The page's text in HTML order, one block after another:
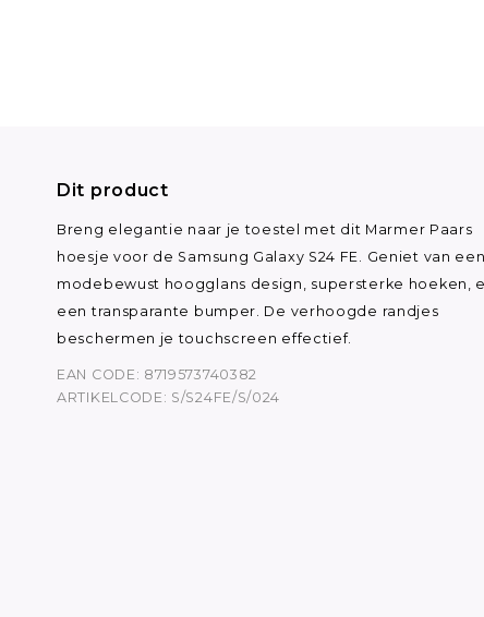
Dit product
Breng elegantie naar je toestel met dit Marmer Paars
hoesje voor de Samsung Galaxy S24 FE. Geniet van een
modebewust hoogglans design, supersterke hoeken,
een transparante bumper. De verhoogde randjes
beschermen je touchscreen effectief.
EAN CODE: 8719573740382
ARTIKELCODE: S/S24FE/S/024